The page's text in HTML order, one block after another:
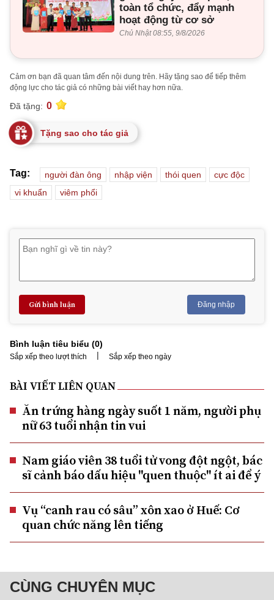
toàn tổ chức, đẩy mạnh
hoạt động từ cơ sở
Chủ Nhật 08:55, 9/8/2026
Cảm ơn bạn đã quan tâm đến nội dung trên. Hãy tặng sao để tiếp thêm
động lực cho tác giả có những bài viết hay hơn nữa.
Đã tặng: 0
Tặng sao cho tác giả
Tag: người đàn ông nhập viện thói quen
cực độc
vi khuẩn
viêm phổi
Gửi bình luận Đăng nhập
Bình luận tiêu biểu (0)
Sắp xếp theo lượt thích | Sắp xếp theo ngày
BÀI VIẾT LIÊN QUAN
Ăn trứng hàng ngày suốt 1 năm, người phụ
nữ 63 tuổi nhận tin vui
Nam giáo viên 38 tuổi tử vong đột ngột, bác
sĩ cảnh báo dấu hiệu "quen thuộc" ít ai để ý
Vụ “canh rau có sâu” xôn xao ở Huế: Cơ
quan chức năng lên tiếng
CÙNG CHUYÊN MỤC